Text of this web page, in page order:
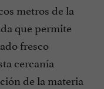
metros de la
que permite
fresco
cercanía
de la materia